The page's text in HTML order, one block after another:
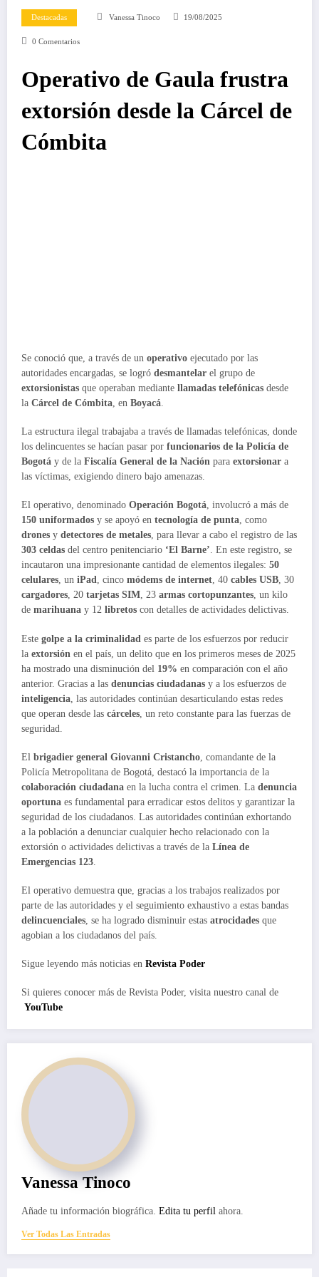
Destacadas Vanessa Tinoco 19/08/2025
0 Comentarios
Operativo de Gaula frustra
extorsión desde la Cárcel de
Cómbita
Se conoció que, a través de un operativo ejecutado por las
autoridades encargadas, se logró desmantelar el grupo de
extorsionistas que operaban mediante llamadas telefónicas desde
la Cárcel de Cómbita , en Boyacá
La estructura ilegal trabajaba a través de llamadas telefónicas, donde
los delincuentes se hacían pasar por funcionarios de la Policía de
Bogotá y de la Fiscalía General de la Nación para extorsionar a
las víctimas, exigiendo dinero bajo amenazas.
El operativo, denominado Operación Bogotá, involucró a más de
150 uniformados y se apoyó en tecnología de punta, como
drones y detectores de metales, para llevar a cabo el registro de las
303 celdas del centro penitenciario ‘El Barne’. En este registro, se
incautaron una impresionante cantidad de elementos ilegales: 50
celulares, un iPad, cinco módems de internet, 40 cables USB, 30
cargadores, 20 tarjetas SIM, 23 armas cortopunzantes, un kilo
de marihuana y 12 libretos con detalles de actividades delictivas.
Este golpe a la criminalidad es parte de los esfuerzos por reducir
la extorsión en el país, un delito que en los primeros meses de 2025
ha mostrado una disminución del 19% en comparación con el año
anterior. Gracias a las denuncias ciudadanas y a los esfuerzos de
inteligencia , las autoridades continúan desarticulando estas redes
que operan desde las cárceles , un reto constante para las fuerzas de
seguridad.
El brigadier general Giovanni Cristancho , comandante de la
Policía Metropolitana de Bogotá, destacó la importancia de la
colaboración ciudadana en la lucha contra el crimen. La denuncia
oportuna es fundamental para erradicar estos delitos y garantizar la
seguridad de los ciudadanos. Las autoridades continúan exhortando
a la población a denunciar cualquier hecho relacionado con la
extorsión o actividades delictivas a través de la Línea de
Emergencias 123
El operativo demuestra que, gracias a los trabajos realizados por
parte de las autoridades y el seguimiento exhaustivo a estas bandas
delincuenciales , se ha logrado disminuir estas atrocidades que
agobian a los ciudadanos del país.
Sigue leyendo más noticias en Revista Poder
Si quieres conocer más de Revista Poder, visita nuestro canal de
YouTube
Vanessa Tinoco
Añade tu información biográfica. Edita tu perfil ahora.
Ver Todas Las Entradas